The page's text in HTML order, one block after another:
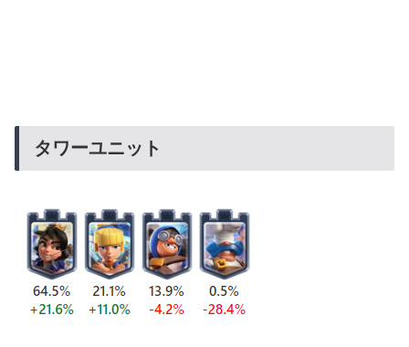
タワーユニット